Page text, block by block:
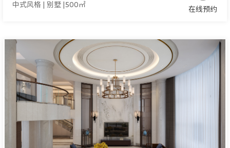
中式风格 别墅 500㎡
在线预约